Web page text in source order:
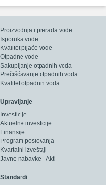
Proizvodnja i prerada vode
Isporuka vode
Kvalitet pijaće vode
Otpadne vode
Sakupljanje otpadnih voda
Prečišćavanje otpadnih voda
Kvalitet otpadnih voda
Upravljanje
Investicije
Aktuelne investicije
Finansije
Program poslovanja
Kvartalni izveštaji
Javne nabavke - Akti
Standardi